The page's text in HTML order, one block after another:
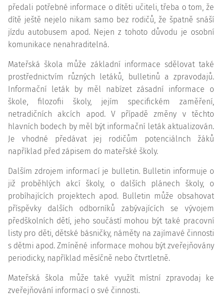
předali potřebné informace o dítěti učiteli, třeba o tom, že
dítě ještě nejelo nikam samo bez rodičů, že špatně snáší
jízdu autobusem apod. Nejen z tohoto důvodu je osobní
komunikace nenahraditelná.
Mateřská škola může základní informace sdělovat také
prostřednictvím různých letáků, bulletinů a zpravodajů.
Informační leták by měl nabízet zásadní informace o
škole, filozofii školy, jejím specifickém zaměření,
netradičních akcích apod. V případě změny v těchto
hlavních bodech by měl být informační leták aktualizován.
Je vhodné předávat jej rodičům potenciálnch žáků
například před zápisem do mateřské školy.
Dalším zdrojem informací je bulletin. Bulletin informuje o
již proběhlých akcí školy, o dalších plánech školy, o
probíhajících projektech apod. Bulletin může obsahovat
příspěvky dalších odborníků zabývajících se vývojem
předškolních dětí, jeho součástí mohou být také pracovní
listy pro děti, dětské básničky, náměty na zajímavé činnosti
s dětmi apod. Zmíněné informace mohou být zveřejňovány
periodicky, například měsíčně nebo čtvrtletně.
Mateřská škola může také využít místní zpravodaj ke
zveřejňování informací o své činnosti.